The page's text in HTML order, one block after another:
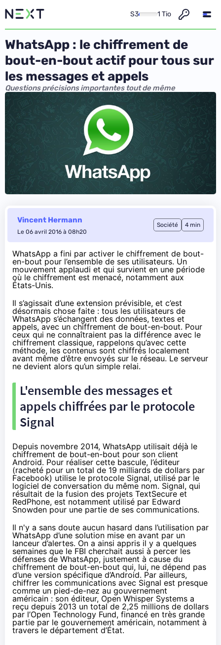
S3 1 Tio
WhatsApp : le chiffrement de
bout-en-bout actif pour tous sur
les messages et appels
Questions précisions importantes tout de même
Vincent Hermann
Le 06 avril 2016 à 08h20
Société 4 min
WhatsApp a fini par activer le chiffrement de bout-
en-bout pour l’ensemble de ses utilisateurs. Un
mouvement applaudi et qui survient en une période
où le chiffrement est menacé, notamment aux
États-Unis.
Il s’agissait d’une extension prévisible, et c’est
désormais chose faite : tous les utilisateurs de
WhatsApp s’échangent des données, textes et
appels, avec un chiffrement de bout-en-bout. Pour
ceux qui ne connaîtraient pas la différence avec le
chiffrement classique, rappelons qu’avec cette
méthode, les contenus sont chiffrés localement
avant même d’être envoyés sur le réseau. Le serveur
ne devient alors qu’un simple relai.
L'ensemble des messages et
appels chiffrées par le protocole
Signal
Depuis novembre 2014, WhatsApp utilisait déjà le
chiffrement de bout-en-bout pour son client
Android. Pour réaliser cette bascule, l’éditeur
(racheté pour un total de 19 milliards de dollars par
Facebook) utilise le protocole Signal, utilisé par le
logiciel de conversation du même nom. Signal, qui
résultait de la fusion des projets TextSecure et
RedPhone, est notamment utilisé par Edward
Snowden pour une partie de ses communications.
Il n'y a sans doute aucun hasard dans l’utilisation par
WhatsApp d’une solution mise en avant par un
lanceur d’alertes. On a ainsi appris il y a quelques
semaines que le FBI cherchait aussi à percer les
défenses de WhatsApp, justement à cause du
chiffrement de bout-en-bout qui, lui, ne dépend pas
d’une version spécifique d’Android. Par ailleurs,
chiffrer les communications avec Signal est presque
comme un pied-de-nez au gouvernement
américain : son éditeur, Open Whisper Systems a
reçu depuis 2013 un total de 2,25 millions de dollars
par l’Open Technology Fund, financé en très grande
partie par le gouvernement américain, notamment à
travers le département d’État.